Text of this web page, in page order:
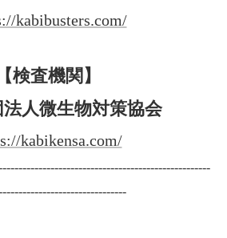
kabibusters.com/
【検査機関】
人微生物対策協会
kabikensa.com/